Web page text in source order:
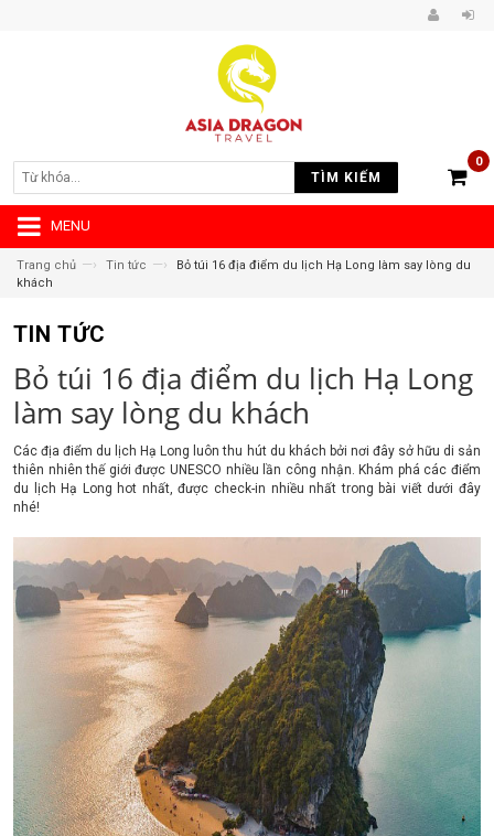
TÌM KIẾM
0
MENU
Trang chủ —› Tin tức —›
Bỏ túi 16 địa điểm du lịch Hạ Long làm say lòng du
khách
TIN TỨC
Bỏ túi 16 địa điểm du lịch Hạ Long
làm say lòng du khách
Các địa điểm du lịch Hạ Long luôn thu hút du khách bởi nơi đây sở hữu di sản
thiên nhiên thế giới được UNESCO nhiều lần công nhận. Khám phá các điểm
du lịch Hạ Long hot nhất, được check-in nhiều nhất trong bài viết dưới đây
nhé!